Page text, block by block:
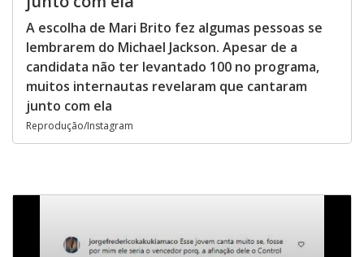
A escolha de Mari Brito fez algumas pessoas se
lembrarem do Michael Jackson. Apesar de a
candidata não ter levantado 100 no programa,
muitos internautas revelaram que cantaram
junto com ela
Reprodução/Instagram